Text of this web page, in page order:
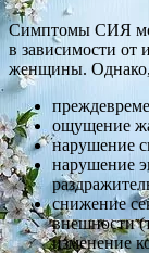
Симптомы СИЯ
в зависимости от
женщины. Однако,
ощущение
нарушение
нарушение
снижение
внешности
изменение